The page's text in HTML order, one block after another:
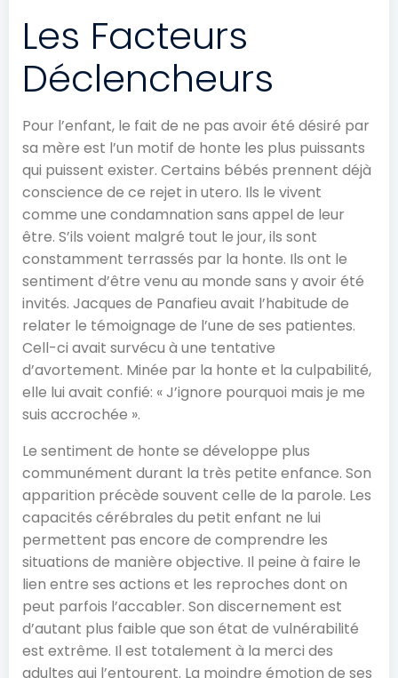
Les Facteurs
Déclencheurs
Pour l’enfant, le fait de ne pas avoir été désiré par
sa mère est l’un motif de honte les plus puissants
qui puissent exister. Certains bébés prennent déjà
conscience de ce rejet in utero. Ils le vivent
comme une condamnation sans appel de leur
être. S’ils voient malgré tout le jour, ils sont
constamment terrassés par la honte. Ils ont le
sentiment d’être venu au monde sans y avoir été
invités. Jacques de Panafieu avait l’habitude de
relater le témoignage de l’une de ses patientes.
Cell-ci avait survécu à une tentative
d’avortement. Minée par la honte et la culpabilité,
elle lui avait confié: « J’ignore pourquoi mais je me
suis accrochée ».
Le sentiment de honte se développe plus
communément durant la très petite enfance. Son
apparition précède souvent celle de la parole. Les
capacités cérébrales du petit enfant ne lui
permettent pas encore de comprendre les
situations de manière objective. Il peine à faire le
lien entre ses actions et les reproches dont on
peut parfois l’accabler. Son discernement est
d’autant plus faible que son état de vulnérabilité
est extrême. Il est totalement à la merci des
adultes qui l’entourent. La moindre émotion de ses